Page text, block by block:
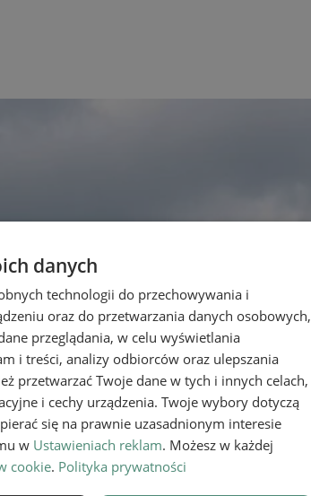
danych
technologii do przechowywania i
oraz do przetwarzania danych osobowych,
przeglądania, w celu wyświetlania
i treści, analizy odbiorców oraz ulepszania
przetwarzać Twoje dane w tych i innych celach,
i cechy urządzenia. Twoje wybory dotyczą
się na prawnie uzasadnionym interesie
w Ustawieniach reklam. Możesz w każdej
cookie. Polityka prywatności